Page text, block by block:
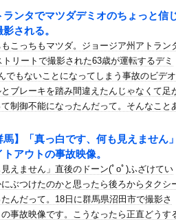
もの海中に投入…外務省が抗...
ディズニー信者、帰国後『...
」
【GIF動画あり】
の中の日本人の姿に世界が衝...
久保建英超え歴代2位の記...
…
ｗｗ
ランタでマツダデミオのちょっと信
される。
こっちもマツダ。ジョージア州アトラン
リートで撮影された63歳が運転するデミ
でもないことになってしまう事故のビデオ
ブレーキを踏み間違えたんじゃなくて足
制御不能になったんだって。そんなこと
馬】「真っ白です、何も見えません」
アウトの事故映像。
見えません」直後のドーン(ﾟoﾟ)ふざけてい
ぶつけたのかと思ったら後ろからタクシ
んだって。18日に群馬県沼田市で撮影さ
事故映像です。こうなったら正直どうす